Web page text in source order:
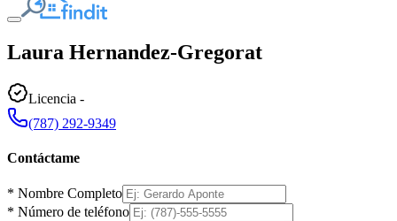
Laura Hernandez-Gregorat
Licencia -
(787) 292-9349
Contáctame
* Nombre Completo
* Número de teléfono